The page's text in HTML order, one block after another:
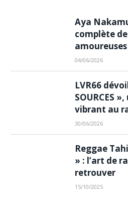
Aya
complète
04/06/2026
LVR66
SOURCES
vibrant au
30/06/2026
Reggae
» : l’art de
retrouver
15/10/2025